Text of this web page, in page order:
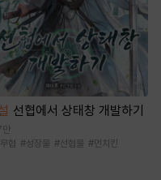
선협에서 상태창 개발하기
협 #성장물 #선협물 #먼치킨